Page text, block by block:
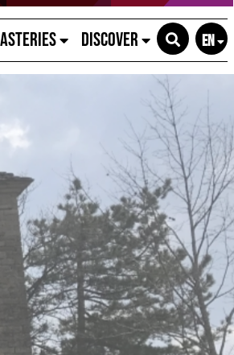
Discover EN